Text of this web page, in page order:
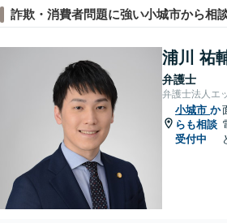
詐欺・消費者問題に強い小城市から相
浦川 祐
弁護士
弁護士法人エ
小城市 か
らも相談
受付中